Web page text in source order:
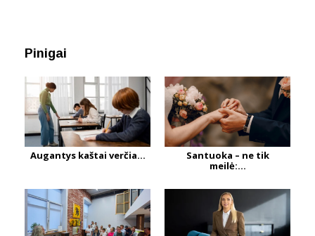
Pinigai
Augantys kaštai verčia...
Santuoka – ne tik
meilė:...